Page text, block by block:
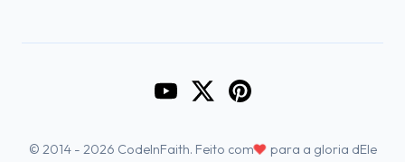
Go to CodeInFaith's YouTube
Go to CodeInFaith's Twitter
Go to CodeInFaith's
© 2014 - 2026 CodeInFaith. Feito com♥ para a gloria dEle